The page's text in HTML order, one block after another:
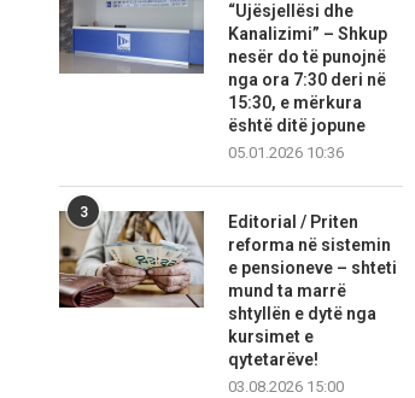
“Ujësjellësi dhe
Kanalizimi” – Shkup
nesër do të punojnë
nga ora 7:30 deri në
15:30, e mërkura
është ditë jopune
05.01.2026 10:36
3
Editorial / Priten
reforma në sistemin
e pensioneve – shteti
mund ta marrë
shtyllën e dytë nga
kursimet e
qytetarëve!
03.08.2026 15:00